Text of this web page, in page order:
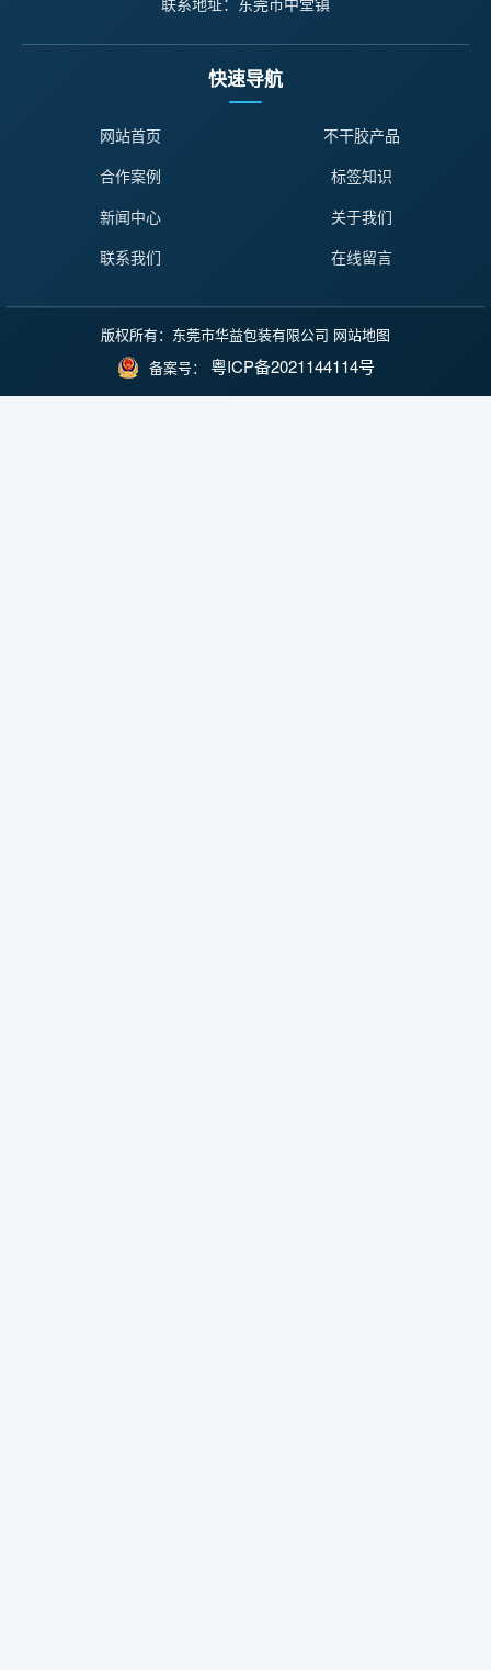
快速导航
网站首页
不干胶产品
合作案例
标签知识
新闻中心
关于我们
联系我们
在线留言
版权所有：东莞市华益包装有限公司 网站地图
备案号： 粤ICP备2021144114号